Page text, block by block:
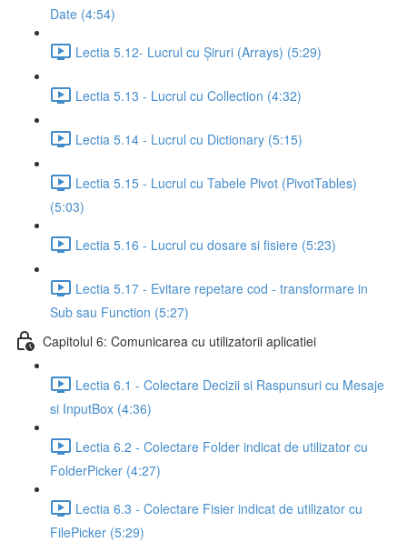
Date (4:54)
Lectia 5.12- Lucrul cu Șiruri (Arrays) (5:29)
Lectia 5.13 - Lucrul cu Collection (4:32)
Lectia 5.14 - Lucrul cu Dictionary (5:15)
Lectia 5.15 - Lucrul cu Tabele Pivot (PivotTables)
(5:03)
Lectia 5.16 - Lucrul cu dosare si fisiere (5:23)
Lectia 5.17 - Evitare repetare cod - transformare in
Sub sau Function (5:27)
Capitolul 6: Comunicarea cu utilizatorii aplicatiei
Lectia 6.1 - Colectare Decizii si Raspunsuri cu Mesaje
si InputBox (4:36)
Lectia 6.2 - Colectare Folder indicat de utilizator cu
FolderPicker (4:27)
Lectia 6.3 - Colectare Fisier indicat de utilizator cu
FilePicker (5:29)